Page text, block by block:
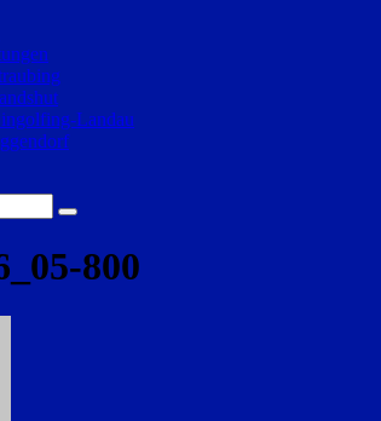
Landau
800